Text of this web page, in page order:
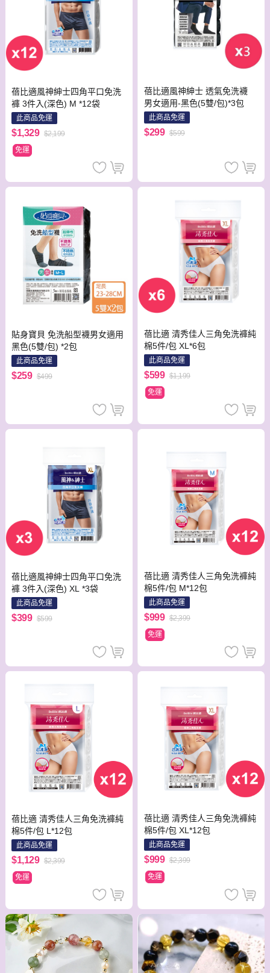
蓓比適風神紳士四角平口免洗
褲 3件入(深色) M *12袋
此商品免運
$1,329 $2,199
免運
蓓比適風神紳士 透氣免洗襪
男女適用-黑色(5雙/包)*3包
此商品免運
$299 $599
貼身寶貝 免洗船型襪男女適用
黑色(5雙/包) *2包
此商品免運
$259 $499
蓓比適 清秀佳人三角免洗褲純
棉5件/包 XL*6包
此商品免運
$599 $1,199
免運
蓓比適風神紳士四角平口免洗
褲 3件入(深色) XL *3袋
此商品免運
$399 $599
蓓比適 清秀佳人三角免洗褲純
棉5件/包 M*12包
此商品免運
$999 $2,399
免運
蓓比適 清秀佳人三角免洗褲純
棉5件/包 L*12包
此商品免運
$1,129 $2,399
免運
蓓比適 清秀佳人三角免洗褲純
棉5件/包 XL*12包
此商品免運
$999 $2,399
免運